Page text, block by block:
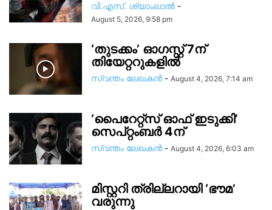
വി.എസ്. ശ്യാംലാൽ -
August 5, 2026, 9:58 pm
‘തുടക്കം’ ഓഗസ്റ്റ് 7ന്
തിയേറ്ററുകളിൽ
സ്വന്തം ലേഖകന്‍ - August 4, 2026, 7:14 am
‘പൈറേറ്റ്സ് ഓഫ് ഇടുക്കി’
സെപ്റ്റംബർ 4ന്
സ്വന്തം ലേഖകന്‍ - August 4, 2026, 6:03 am
മിസ്റ്ററി ത്രില്ലറായി ‘ഭൗമ’
വരുന്നു